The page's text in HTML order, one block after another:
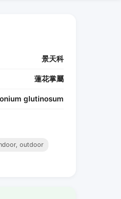
景天科
蓮花掌屬
glutinosum
outdoor